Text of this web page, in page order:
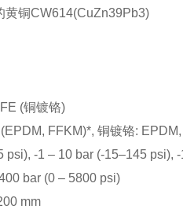
黄铜CW614(CuZn39Pb3)
(铜镀铬)
FFKM)*, 铜镀铬:
psi), -1 – 10 bar (-15–145 psi),
bar (0 – 5800 psi)
mm